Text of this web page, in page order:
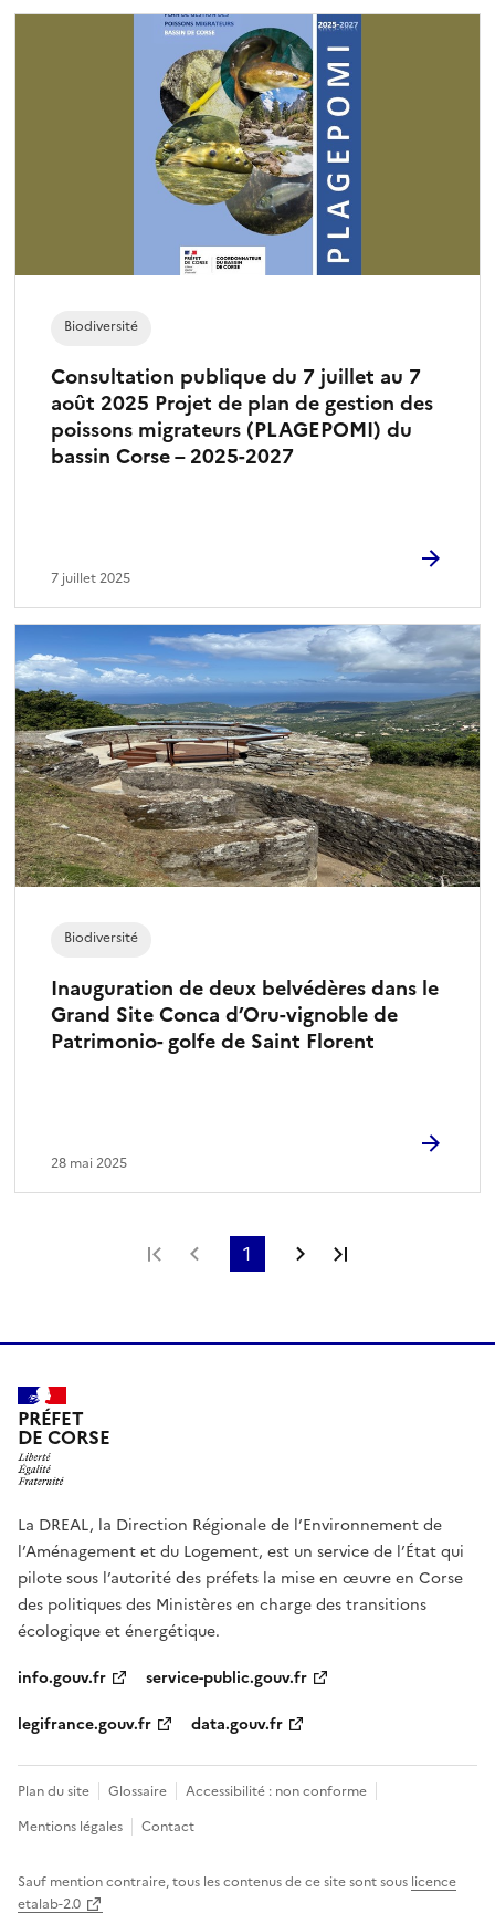
Consultation publique du 7 juillet au 7
août 2025 Projet de plan de gestion des
poissons migrateurs (PLAGEPOMI) du
bassin Corse – 2025-2027
Biodiversité
7 juillet 2025
Inauguration de deux belvédères dans le
Grand Site Conca d’Oru-vignoble de
Patrimonio- golfe de Saint Florent
Biodiversité
28 mai 2025
Première page
Page précédente
1 Page suivante
PRÉFET
DE CORSE
La DREAL, la Direction Régionale de l’Environnement de
l’Aménagement et du Logement, est un service de l’État qui
pilote sous l’autorité des préfets la mise en œuvre en Corse
des politiques des Ministères en charge des transitions
écologique et énergétique.
info.gouv.fr
service-public.gouv.fr
legifrance.gouv.fr
data.gouv.fr
Plan du site Glossaire
Accessibilité : non conforme
Mentions légales
Contact
Sauf mention contraire, tous les contenus de ce site sont sous licence
etalab-2.0